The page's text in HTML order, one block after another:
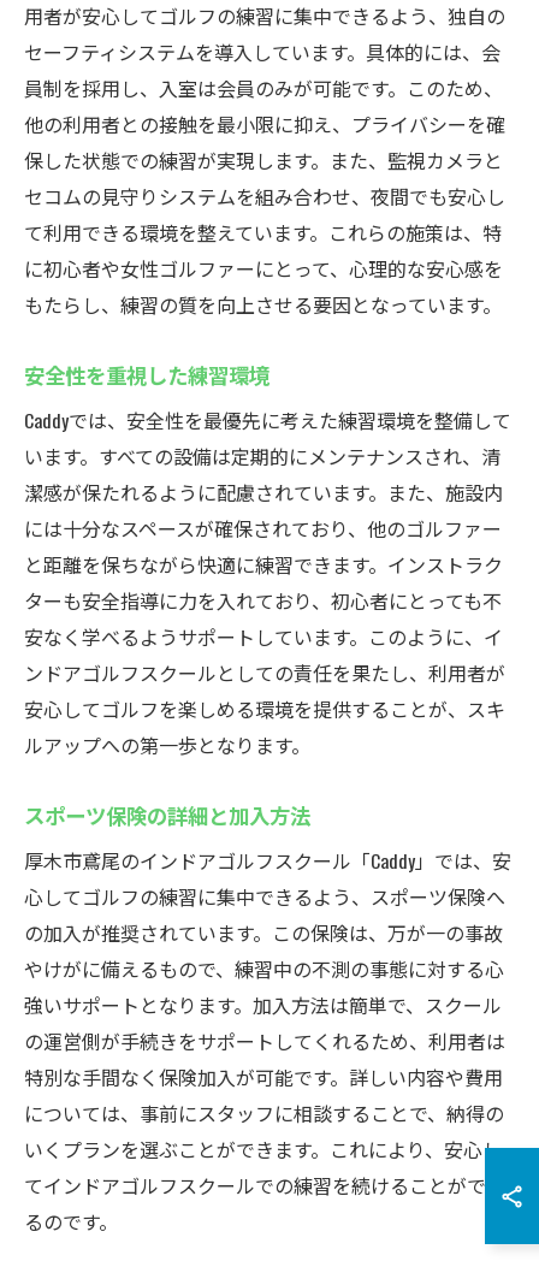
用者が安心してゴルフの練習に集中できるよう、独自の
セーフティシステムを導入しています。具体的には、会
員制を採用し、入室は会員のみが可能です。このため、
他の利用者との接触を最小限に抑え、プライバシーを確
保した状態での練習が実現します。また、監視カメラと
セコムの見守りシステムを組み合わせ、夜間でも安心し
て利用できる環境を整えています。これらの施策は、特
に初心者や女性ゴルファーにとって、心理的な安心感を
もたらし、練習の質を向上させる要因となっています。
安全性を重視した練習環境
Caddyでは、安全性を最優先に考えた練習環境を整備して
います。すべての設備は定期的にメンテナンスされ、清
潔感が保たれるように配慮されています。また、施設内
には十分なスペースが確保されており、他のゴルファー
と距離を保ちながら快適に練習できます。インストラク
ターも安全指導に力を入れており、初心者にとっても不
安なく学べるようサポートしています。このように、イ
ンドアゴルフスクールとしての責任を果たし、利用者が
安心してゴルフを楽しめる環境を提供することが、スキ
ルアップへの第一歩となります。
スポーツ保険の詳細と加入方法
厚木市鳶尾のインドアゴルフスクール「Caddy」では、安
心してゴルフの練習に集中できるよう、スポーツ保険へ
の加入が推奨されています。この保険は、万が一の事故
やけがに備えるもので、練習中の不測の事態に対する心
強いサポートとなります。加入方法は簡単で、スクール
の運営側が手続きをサポートしてくれるため、利用者は
特別な手間なく保険加入が可能です。詳しい内容や費用
については、事前にスタッフに相談することで、納得の
いくプランを選ぶことができます。これにより、安心し
てインドアゴルフスクールでの練習を続けることができ
るのです。